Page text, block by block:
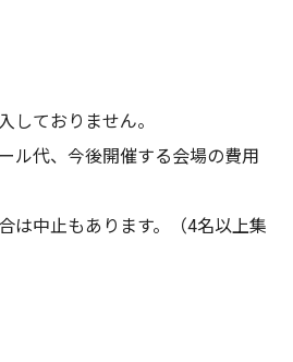
しておりません。
ル代、今後開催する会場の費用
は中止もあります。（4名以上集